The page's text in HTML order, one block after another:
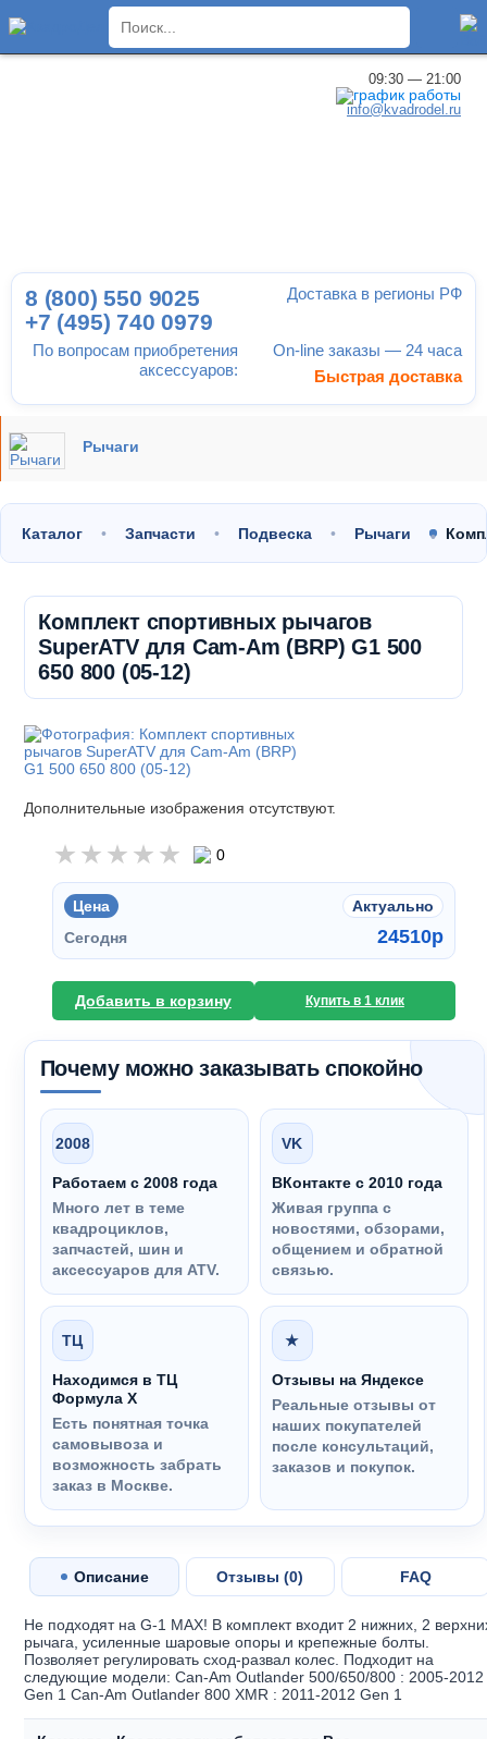
09:30 — 21:00
info@kvadrodel.ru
По вопросам приобретения
аксессуаров:
8 (800) 550 9025
+7 (495) 740 0979
Доставка в регионы РФ
On-line заказы — 24 часа
Быстрая доставка
Рычаги
Каталог Запчасти Подвеска Рычаги
Комплект спортивных рычагов
SuperATV для Cam-Am (BRP) G1 500
650 800 (05-12)
Дополнительные изображения отсутствуют.
0
Цена
Актуально
Сегодня
24510p
Добавить в корзину Купить в 1 клик
Почему можно заказывать спокойно
2008
Работаем с 2008 года
Много лет в теме
квадроциклов,
запчастей, шин и
аксессуаров для ATV.
VK
ВКонтакте с 2010 года
Живая группа с
новостями, обзорами,
общением и обратной
связью.
ТЦ
Находимся в ТЦ
Формула Х
Есть понятная точка
самовывоза и
возможность забрать
заказ в Москве.
★
Отзывы на Яндексе
Реальные отзывы от
наших покупателей
после консультаций,
заказов и покупок.
Описание Отзывы (0) FAQ
Не подходят на G-1 MAX! В комплект входит 2 нижних, 2
рычага, усиленные шаровые опоры и крепежные болты.
Позволяет регулировать сход-развал колес. Подходит на
следующие модели: Can-Am Outlander 500/650/800 : 2005-2012
Gen 1 Can-Am Outlander 800 XMR : 2011-2012 Gen 1
×